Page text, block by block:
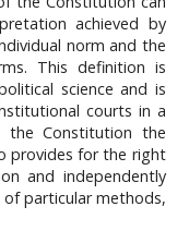
achieved by
norm and the
This definition is
science and is
courts in a
the Constitution the
provides for the right
and independently
particular methods,